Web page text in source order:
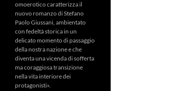
omoerotico caratterizza il
nuovo romanzo di Stefano
Paolo Giussani, ambientato
con fedeltà storica in un
delicato momento di passaggio
della nostra nazione e che
diventa una vicenda di sofferta
ma coraggiosa transizione
nella vita interiore dei
protagonisti».